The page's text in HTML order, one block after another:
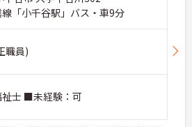
線「小千谷駅」バス・車9分
職員)
士 ■未経験：可